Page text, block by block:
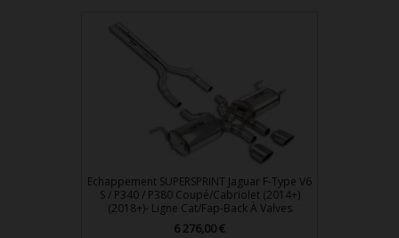
Echappement SUPERSPRINT Jaguar F-Type V6
S / P340 / P380 Coupé/Cabriolet (2014+)
(2018+)- Ligne Cat/Fap-Back À Valves
Prix
6 276,00 €